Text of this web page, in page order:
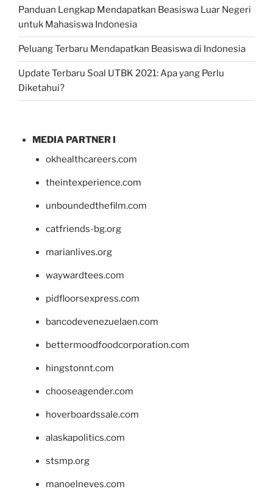
Panduan Lengkap Mendapatkan Beasiswa Luar Negeri
untuk Mahasiswa Indonesia
Peluang Terbaru Mendapatkan Beasiswa di Indonesia
Update Terbaru Soal UTBK 2021: Apa yang Perlu
Diketahui?
MEDIA PARTNER I
okhealthcareers.com
theintexperience.com
unboundedthefilm.com
catfriends-bg.org
marianlives.org
waywardtees.com
pidfloorsexpress.com
bancodevenezuelaen.com
bettermoodfoodcorporation.com
hingstonnt.com
chooseagender.com
hoverboardssale.com
alaskapolitics.com
stsmp.org
manoelneves.com